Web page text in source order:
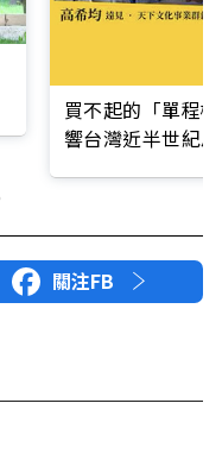
買不起的「單程
響台灣近半世紀
關注FB